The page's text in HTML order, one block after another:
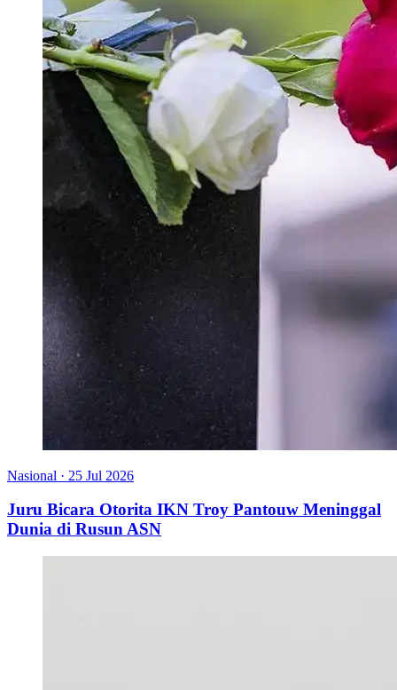
Nasional · 25 Jul 2026
Juru Bicara Otorita IKN Troy Pantouw Meninggal
Dunia di Rusun ASN